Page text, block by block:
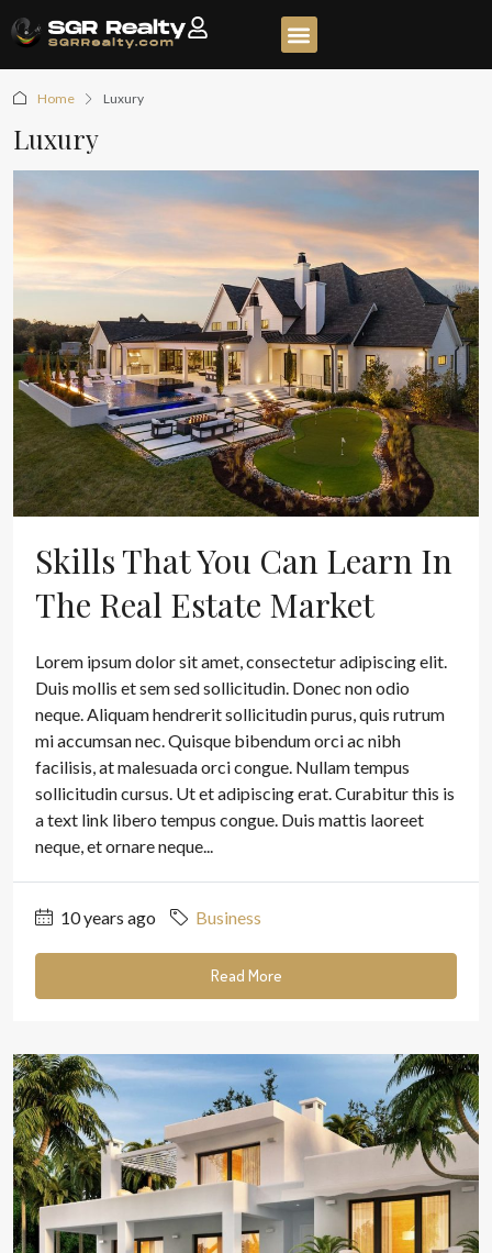
Home Luxury
Luxury
Skills That You Can Learn In
The Real Estate Market
Lorem ipsum dolor sit amet, consectetur adipiscing elit.
Duis mollis et sem sed sollicitudin. Donec non odio
neque. Aliquam hendrerit sollicitudin purus, quis rutrum
mi accumsan nec. Quisque bibendum orci ac nibh
facilisis, at malesuada orci congue. Nullam tempus
sollicitudin cursus. Ut et adipiscing erat. Curabitur this is
a text link libero tempus congue. Duis mattis laoreet
neque, et ornare neque...
10 years ago Business
Read More